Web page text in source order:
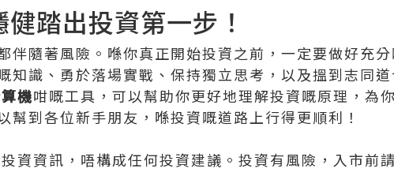
踏出投資第一步！
伴隨著風險。喺你真正開始投資之前，一定要做好充分
知識、勇於落場實戰、保持獨立思考，以及搵到志同
機咁嘅工具，可以幫助你更好地理解投資嘅原理，為
幫到各位新手朋友，喺投資嘅道路上行得更順利！
資資訊，唔構成任何投資建議。投資有風險，入市前